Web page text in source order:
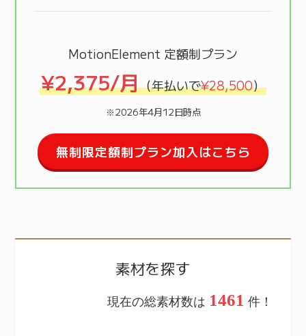
MotionElement 定額制プラン
¥2,375/月（年払いで¥28,500）
※2026年4月12日時点
無制限定額制プラン加入はこちら
素材を探す
現在の総素材数は 1461 件！